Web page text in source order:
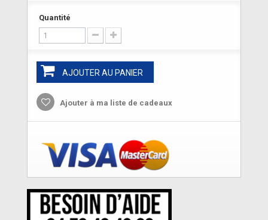
Quantité
AJOUTER AU PANIER
Ajouter à ma liste de cadeaux